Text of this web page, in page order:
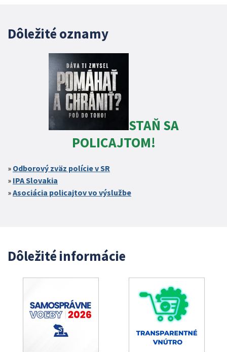
Dôležité oznamy
STAŇ SA
POLICAJTOM!
Odborový zväz polície v SR
IPA Slovakia
Asociácia policajtov vo výslužbe
Dôležité informácie